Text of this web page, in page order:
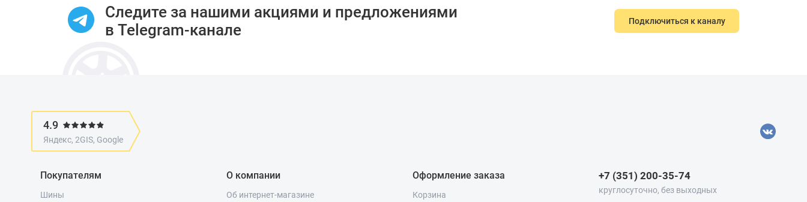
Следите за нашими акциями и предложениями
в Telegram-канале
Подключиться к каналу
4.9
Яндекс, 2GIS, Google
Покупателям
Шины
О компании
Об интернет-магазине
Оформление заказа
Корзина
+7 (351) 200-35-74
круглосуточно, без выходных